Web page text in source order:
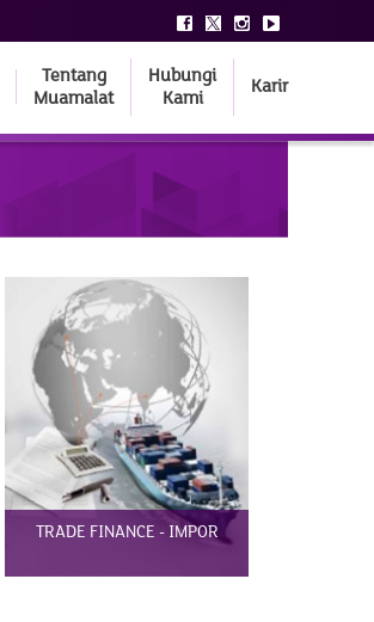
Tentang
Muamalat
Hubungi
Kami
Karir
TRADE FINANCE - IMPOR